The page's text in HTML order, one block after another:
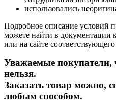
использовались
Подробное описание условий
можете найти в документации
или на сайте
Уважаемые покупатели,
нельзя.
Заказать товар можно,
любым способом.